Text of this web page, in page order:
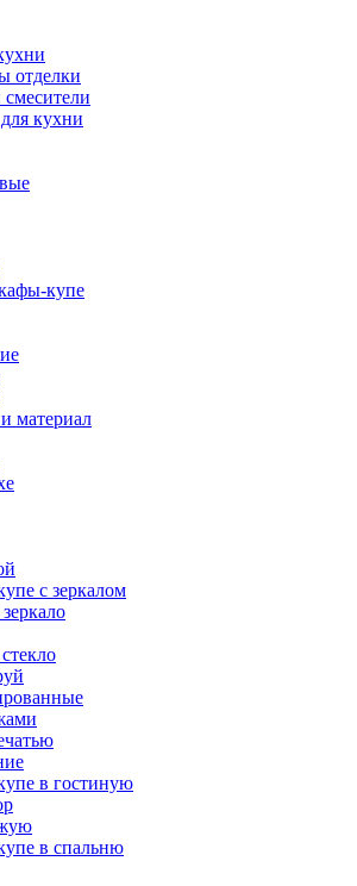
отделки
кухни
купе
материал
с зеркалом
в гостиную
в спальню